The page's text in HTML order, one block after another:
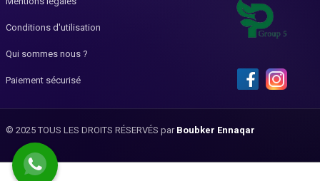
Conditions d'utilisation
Qui sommes nous ?
Paiement sécurisé
© 2025 TOUS LES DROITS RÉSERVÉS par Boubker Ennaqar